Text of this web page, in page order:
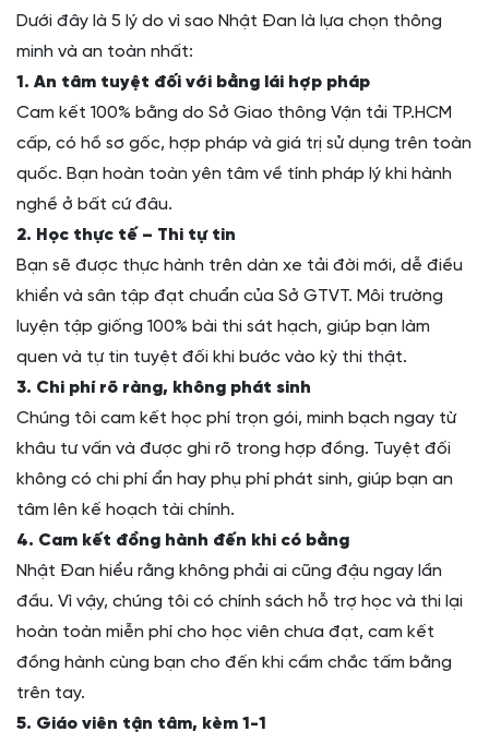
Dưới đây là 5 lý do vì sao Nhật Đan là lựa chọn thông
minh và an toàn nhất:
1. An tâm tuyệt đối với bằng lái hợp pháp
Cam kết 100% bằng do Sở Giao thông Vận tải TP.HCM
cấp, có hồ sơ gốc, hợp pháp và giá trị sử dụng trên toàn
quốc. Bạn hoàn toàn yên tâm về tính pháp lý khi hành
nghề ở bất cứ đâu.
2. Học thực tế – Thi tự tin
Bạn sẽ được thực hành trên dàn xe tải đời mới, dễ điều
khiển và sân tập đạt chuẩn của Sở GTVT. Môi trường
luyện tập giống 100% bài thi sát hạch, giúp bạn làm
quen và tự tin tuyệt đối khi bước vào kỳ thi thật.
3. Chi phí rõ ràng, không phát sinh
Chúng tôi cam kết học phí trọn gói, minh bạch ngay từ
khâu tư vấn và được ghi rõ trong hợp đồng. Tuyệt đối
không có chi phí ẩn hay phụ phí phát sinh, giúp bạn an
tâm lên kế hoạch tài chính.
4. Cam kết đồng hành đến khi có bằng
Nhật Đan hiểu rằng không phải ai cũng đậu ngay lần
đầu. Vì vậy, chúng tôi có chính sách hỗ trợ học và thi lại
hoàn toàn miễn phí cho học viên chưa đạt, cam kết
đồng hành cùng bạn cho đến khi cầm chắc tấm bằng
trên tay.
5. Giáo viên tận tâm, kèm 1-1